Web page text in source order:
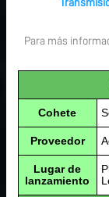
Para más
Cohete
Proveedor
Lugar de
lanzamiento